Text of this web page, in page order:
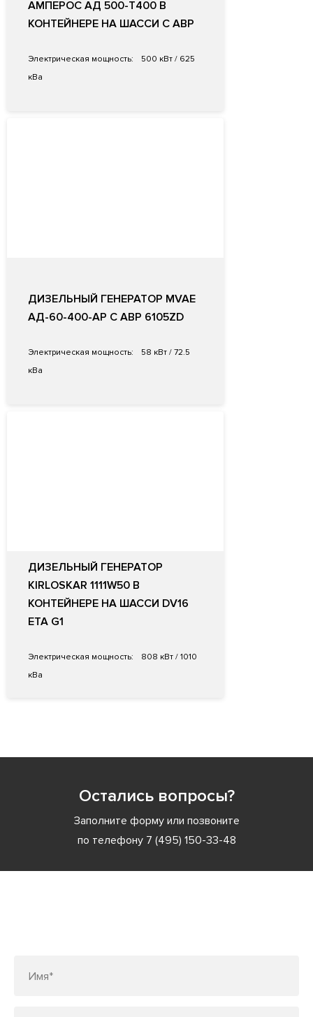
АМПЕРОС АД 500-Т400 В
КОНТЕЙНЕРЕ НА ШАССИ С АВР
Электрическая мощность:
500 кВт / 625
кВа
ДИЗЕЛЬНЫЙ ГЕНЕРАТОР MVAE
АД-60-400-АР С АВР 6105ZD
Электрическая мощность:
58 кВт / 72.5
кВа
ДИЗЕЛЬНЫЙ ГЕНЕРАТОР
KIRLOSKAR 1111W50 В
КОНТЕЙНЕРЕ НА ШАССИ DV16
ETA G1
Электрическая мощность:
808 кВт / 1010
кВа
Остались вопросы?
Заполните форму или позвоните
по телефону 7 (495) 150-33-48
Имя*